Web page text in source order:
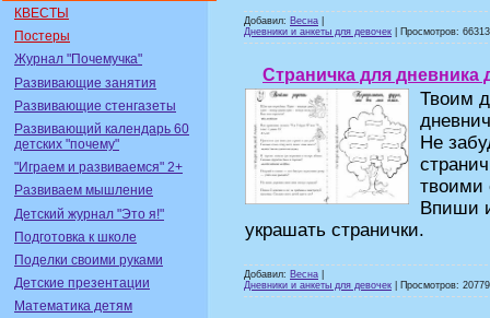
КВЕСТЫ
Постеры
Журнал "Почемучка"
Развивающие занятия
Развивающие стенгазеты
Развивающий календарь 60
детских "почему"
"Играем и развиваемся" 2+
Развиваем мышление
Детский журнал "Это я!"
Подготовка к школе
Поделки своими руками
Детские презентации
Математика детям
Добавил: Весна
Дневники и анкеты для девочек | Просмотров:
Страничка для дневника
Твоим
Не
твоими
Впиши
украшать странички.
Добавил: Весна
Дневники и анкеты для девочек | Просмотров: